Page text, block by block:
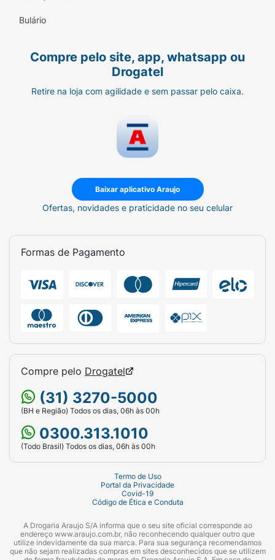
Bulário
Compre pelo site, app, whatsapp ou
Drogatel
Retire na loja com agilidade e sem passar pelo caixa.
Baixar aplicativo Araujo
Ofertas, novidades e praticidade no seu celular
Formas de Pagamento
Compre pelo Drogatel
(31) 3270-5000
(BH e Região) Todos os dias, 06h às 00h
0300.313.1010
(Todo Brasil) Todos os dias, 06h às 00h
Termo de Uso
Portal da Privacidade
Covid-19
Código de Ética e Conduta
A Drogaria Araujo S/A informa que o seu site oficial corresponde ao
endereço www.araujo.com.br, não reconhecendo qualquer outro que
utilize indevidamente da sua marca. Para sua segurança recomendamos
que não sejam realizadas compras em sites desconhecidos que se utilizem